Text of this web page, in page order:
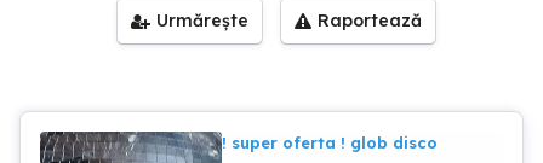
Urmărește Raportează
! super oferta ! glob disco